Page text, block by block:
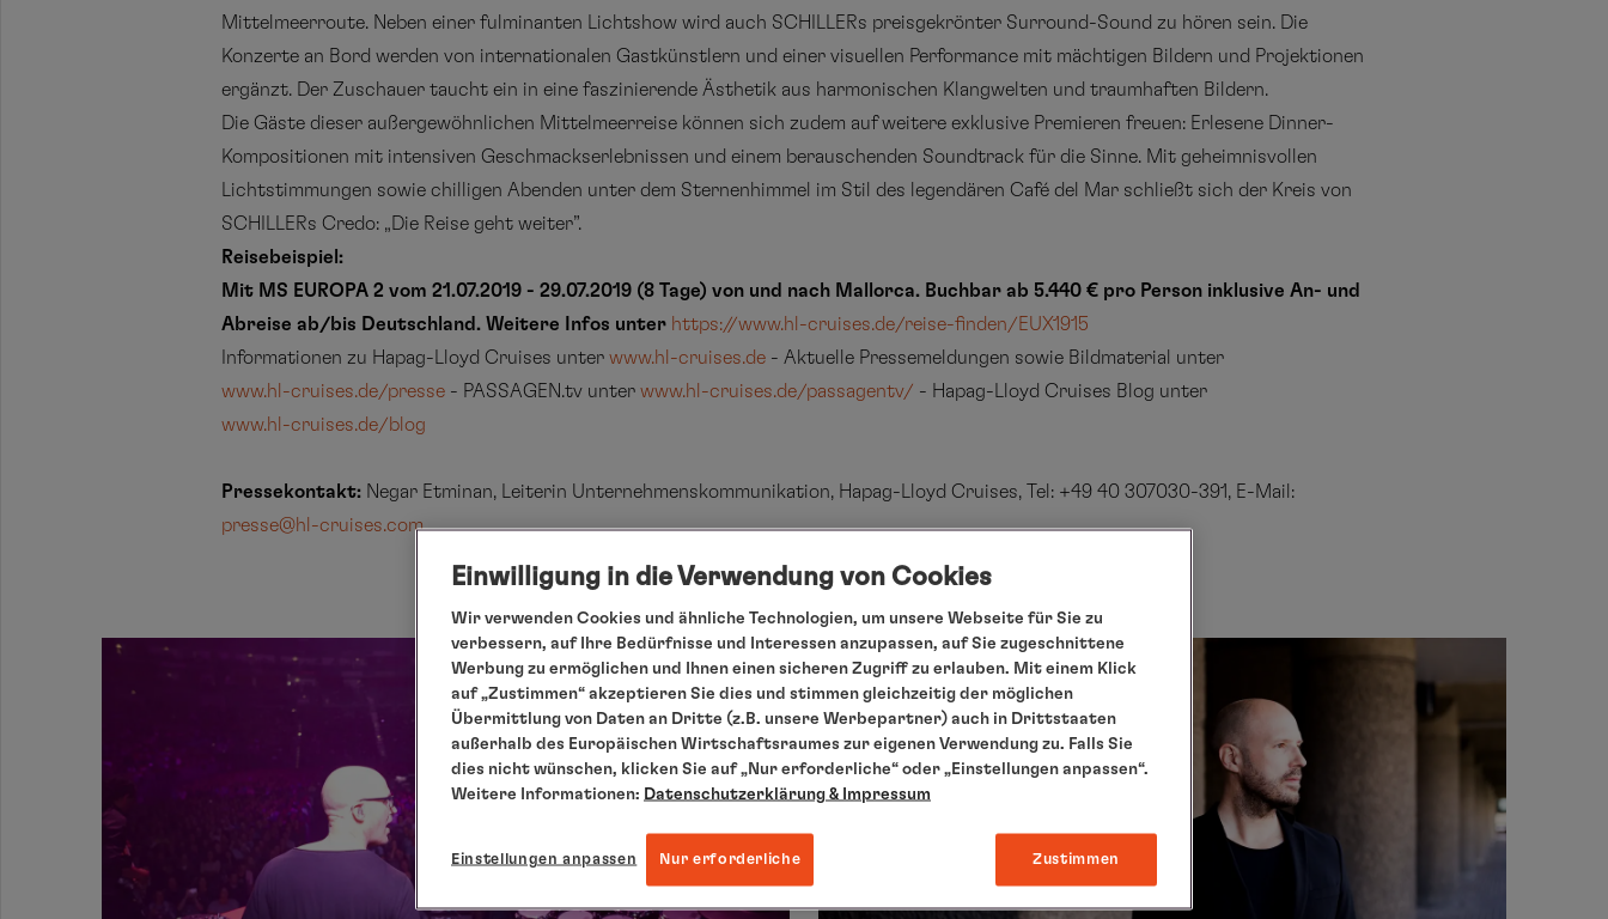
Mittelmeerroute. Neben einer fulminanten Lichtshow wird auch SCHILLERs preisgekrönter Surround-Sound zu hören sein. Die
Konzerte an Bord werden von internationalen Gastkünstlern und einer visuellen Performance mit mächtigen Bildern und Projektionen
ergänzt. Der Zuschauer taucht ein in eine faszinierende Ästhetik aus harmonischen Klangwelten und traumhaften Bildern.
Die Gäste dieser außergewöhnlichen Mittelmeerreise können sich zudem auf weitere exklusive Premieren freuen: Erlesene Dinner-
Kompositionen mit intensiven Geschmackserlebnissen und einem berauschenden Soundtrack für die Sinne. Mit geheimnisvollen
Lichtstimmungen sowie chilligen Abenden unter dem Sternenhimmel im Stil des legendären Café del Mar schließt sich der Kreis von
SCHILLERs Credo: „Die Reise geht weiter”.
Reisebeispiel:
Mit MS EUROPA 2 vom 21.07.2019 - 29.07.2019 (8 Tage) von und nach Mallorca. Buchbar ab 5.440 € pro Person inklusive An- und
Abreise ab/bis Deutschland. Weitere Infos unter https://www.hl-cruises.de/reise-finden/EUX1915
Informationen zu Hapag-Lloyd Cruises unterwww.hl-cruises.de - Aktuelle Pressemeldungen sowie Bildmaterial unter
www.hl-cruises.de/presse - PASSAGEN.tv unterwww.hl-cruises.de/passagentv/ - Hapag-Lloyd Cruises Blog unter
www.hl-cruises.de/blog
Pressekontakt: Negar Etminan, Leiterin Unternehmenskommunikation, Hapag-Lloyd Cruises, Tel: +49 40 307030-391, E-Mail:
presse@hl-cruises.com
Einwilligung in die Verwendung von Cookies
Wir verwenden Cookies und ähnliche Technologien, um unsere Webseite für Sie zu
verbessern, auf Ihre Bedürfnisse und Interessen anzupassen, auf Sie zugeschnittene
Werbung zu ermöglichen und Ihnen einen sicheren Zugriff zu erlauben. Mit einem Klick
auf „Zustimmen“ akzeptieren Sie dies und stimmen gleichzeitig der möglichen
Übermittlung von Daten an Dritte (z.B. unsere Werbepartner) auch in Drittstaaten
außerhalb des Europäischen Wirtschaftsraumes zur eigenen Verwendung zu. Falls Sie
dies nicht wünschen, klicken Sie auf „Nur erforderliche“ oder „Einstellungen anpassen“.
Weitere Informationen: Datenschutzerklärung & Impressum
Einstellungen anpassen Nur erforderliche Zustimmen